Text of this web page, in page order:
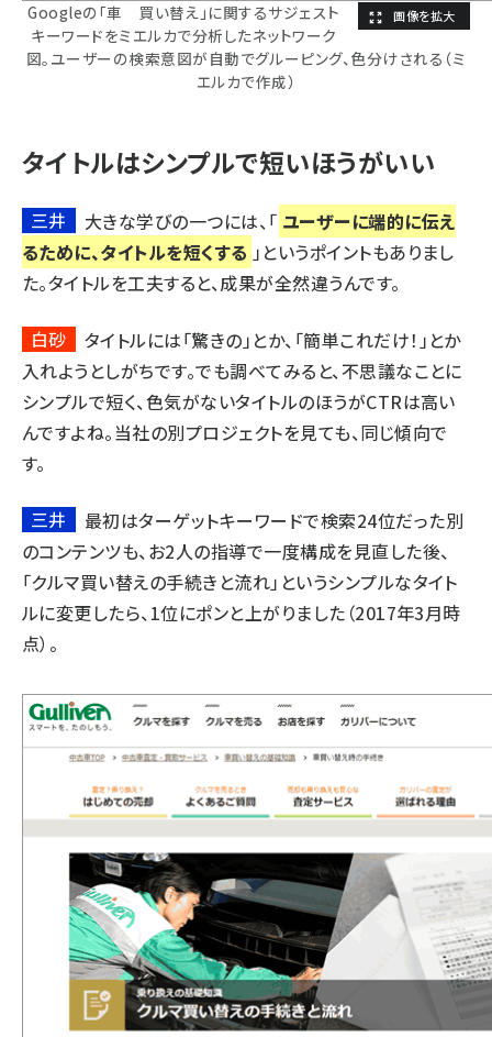
Googleの「車 買い替え」に関するサジェスト
キーワードをミエルカで分析したネットワーク
図。ユーザーの検索意図が自動でグルーピング、色分けされる（ミ
エルカで作成）
タイトルはシンプルで短いほうがいい
三井 大きな学びの一つには、「 ユーザーに端的に伝え
るために、タイトルを短くする 」というポイントもありまし
た。タイトルを工夫すると、成果が全然違うんです。
白砂
タイトルには「驚きの」とか、「簡単これだけ！」とか
入れようとしがちです。でも調べてみると、不思議なことに
シンプルで短く、色気がないタイトルのほうがCTRは高い
んですよね。当社の別プロジェクトを見ても、同じ傾向で
す。
三井
最初はターゲットキーワードで検索24位だった別
のコンテンツも、お2人の指導で一度構成を見直した後、
「クルマ買い替えの手続きと流れ」というシンプルなタイト
ルに変更したら、1位にポンと上がりました（2017年3月時
点）。